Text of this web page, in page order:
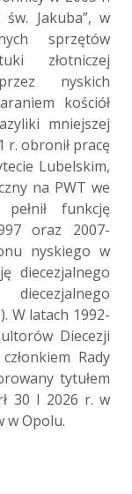
św. Jakuba”, w
sprzętów
złotniczej
nyskich
kościół
mniejszej
r. obronił pracę
Lubelskim,
na PWT we
funkcję
oraz 2007-
nyskiego w
diecezjalnego
W latach 1992-
Diecezji
Rady
tytułem
30 I 2026 r. w
w Opolu.